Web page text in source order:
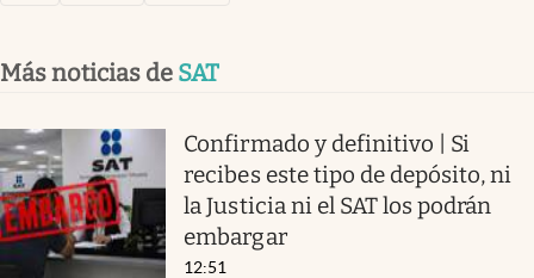
Más noticias de SAT
Confirmado y definitivo | Si
recibes este tipo de depósito, ni
la Justicia ni el SAT los podrán
embargar
12:51